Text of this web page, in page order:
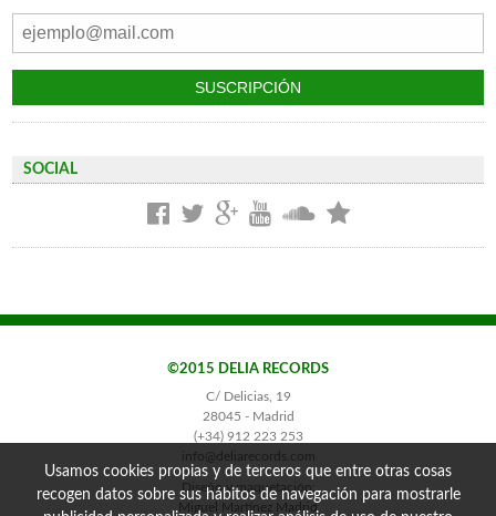
SOCIAL
©2015 DELIA RECORDS
C/ Delicias, 19
28045 - Madrid
(+34) 912 223 253
info@deliarecords.com
Diseño y maquetación:
Miguel Martínez Madrid
Usamos cookies propias y de terceros que entre otras cosas
recogen datos sobre sus hábitos de navegación para mostrarle